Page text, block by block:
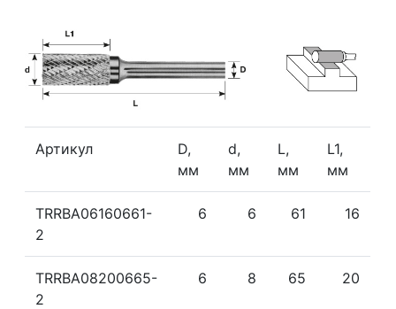
Артикул
D,
мм
d,
мм
L,
мм
L1,
мм
TRRBA06160661-
2
6 6 61 16
TRRBA08200665-
2
6 8 65 20